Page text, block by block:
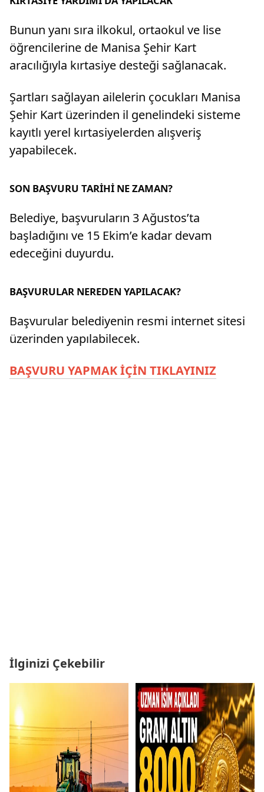
Bunun yanı sıra ilkokul, ortaokul ve lise
öğrencilerine de Manisa Şehir Kart
aracılığıyla kırtasiye desteği sağlanacak.
Şartları sağlayan ailelerin çocukları Manisa
Şehir Kart üzerinden il genelindeki sisteme
kayıtlı yerel kırtasiyelerden alışveriş
yapabilecek.
SON BAŞVURU TARİHİ NE ZAMAN?
Belediye, başvuruların 3 Ağustos’ta
başladığını ve 15 Ekim’e kadar devam
edeceğini duyurdu.
BAŞVURULAR NEREDEN YAPILACAK?
Başvurular belediyenin resmi internet sitesi
üzerinden yapılabilecek.
BAŞVURU YAPMAK İÇİN TIKLAYINIZ
İlginizi Çekebilir